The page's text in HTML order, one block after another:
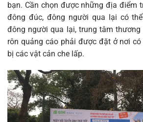
bạn. Cần chọn được những địa điểm
đông đúc, đông người qua lại có
đông người qua lại, trung tâm
rôn quảng cáo phải được đặt ở nơi
bị các vật cản che lấp.